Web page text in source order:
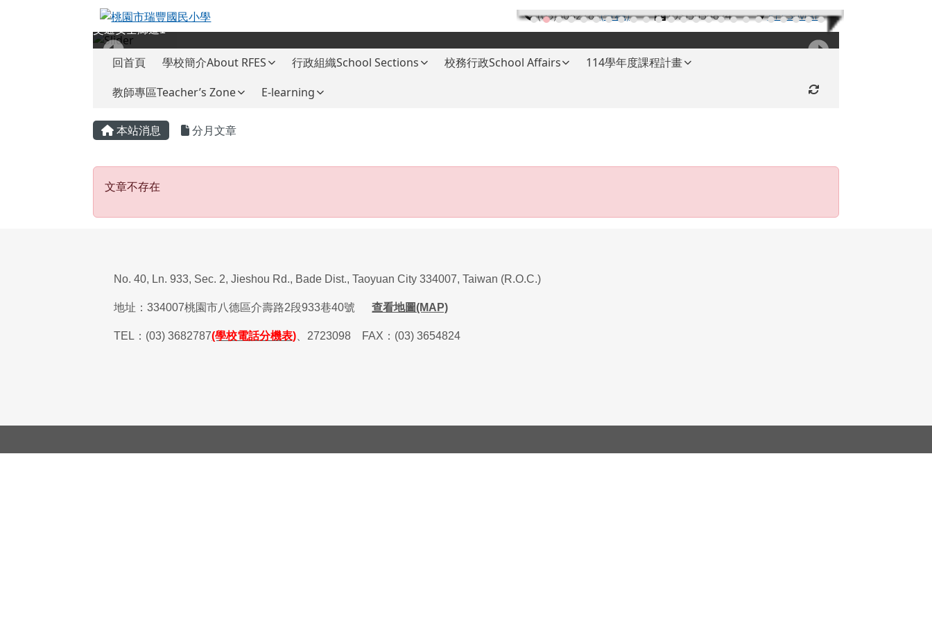
桃園市瑞豐國民小學 (03)3682787(分機) (03)3654824 RFES-MAP
交通安全廊道1
回首頁 學校簡介About RFES 行政組織School Sections 校務行政School Affairs
114學年度課程計畫
教師專區Teacher’s Zone
E-learning 重新取得佈景設定
主內容區域
本站消息 分月文章
文章不存在
文章不存在
No. 40, Ln. 933, Sec. 2, Jieshou Rd., Bade Dist., Taoyuan City 334007, Taiwan (R.O.C.)
地址：334007桃園市八德區介壽路2段933巷40號 查看地圖(MAP)
TEL ： (03) 3682787(學校電話分機表) 2723098 FAX ： (03) 3654824